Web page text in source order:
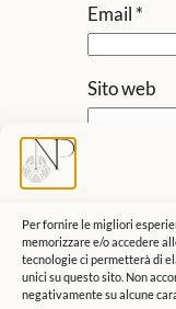
Per fornire le migliori
memorizzare e/o accedere
tecnologie ci permetterà di
unici su questo sito. Non
negativamente su alcune
Email *
Sito web
Salva
che